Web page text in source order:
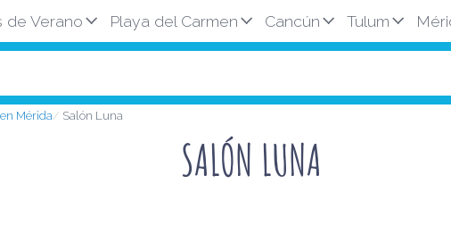
de Verano Playa del Carmen Cancún Tulum
Mérida Salón Luna
SALÓN LUNA